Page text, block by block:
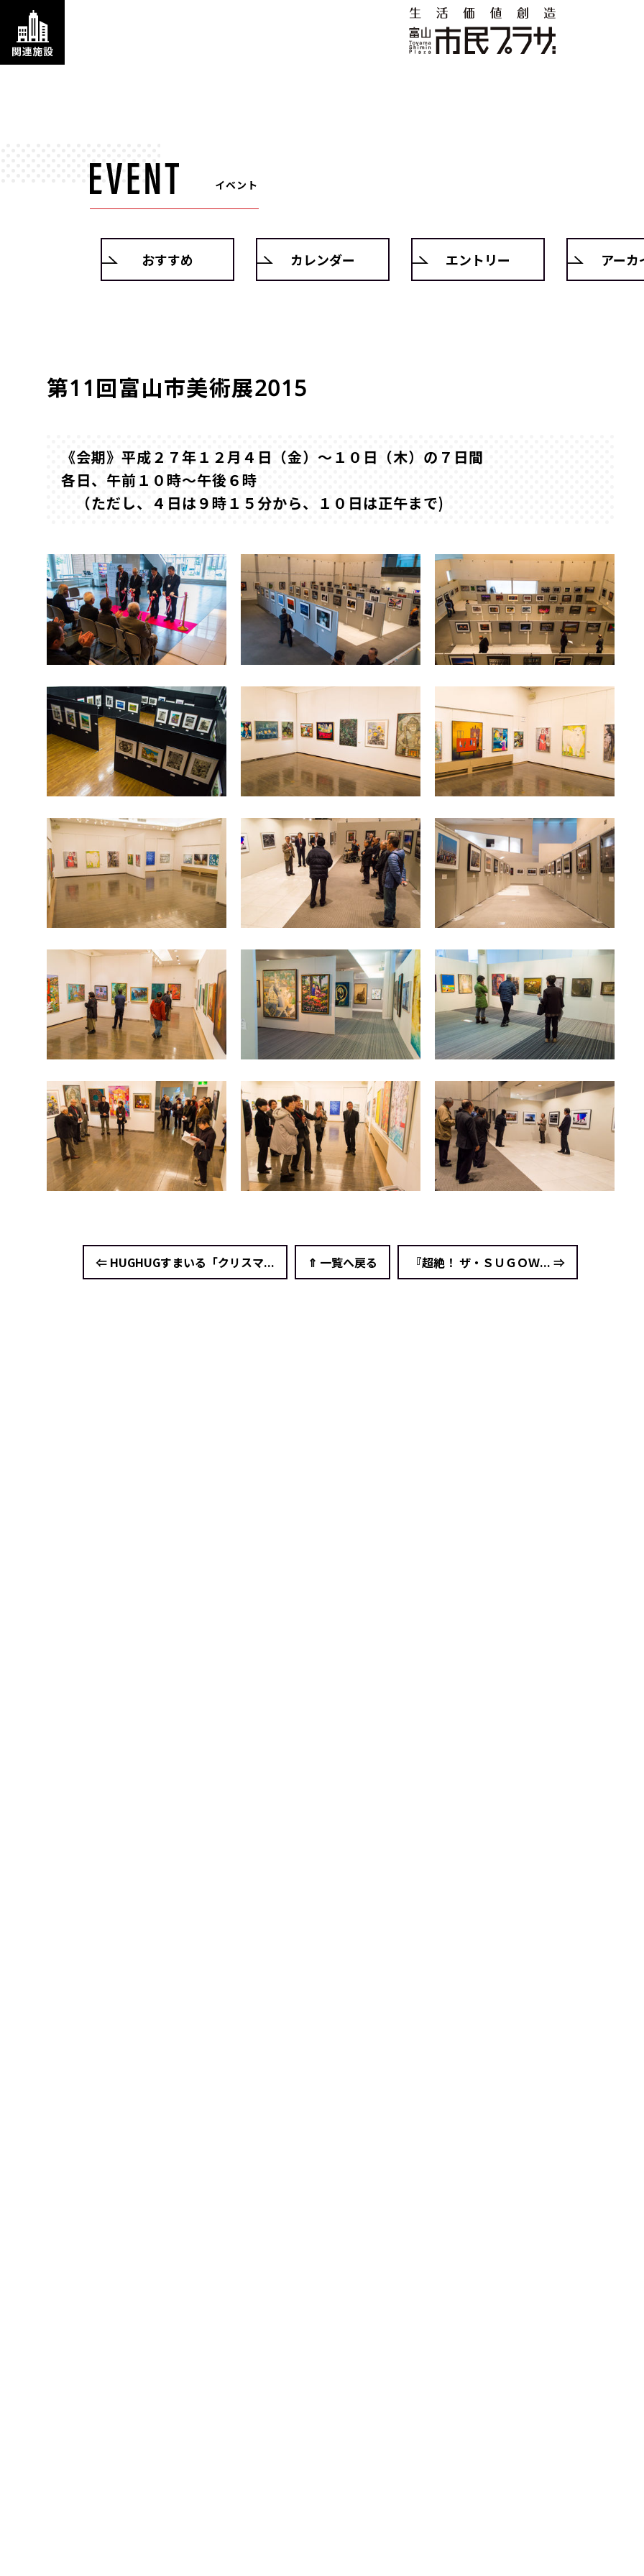
イベント
おすすめ カレンダー エントリー アーカ
第11回富山市美術展2015
《会期》平成２７年１２月４日（金）～１０日（木）の７日間
各日、午前１０時～午後６時
（ただし、４日は９時１５分から、１０日は正午まで)
⇐ HUGHUGすまいる「クリスマ... ⇑ 一覧へ戻る 『超絶！ ザ・ＳＵＧＯＷ... ⇒